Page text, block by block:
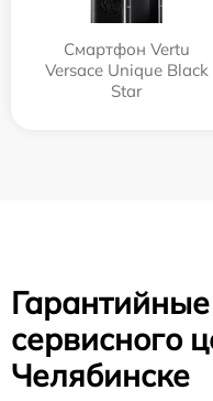
Смартфон Vertu
Versace Unique Black
Star
сервисного
Челябинске